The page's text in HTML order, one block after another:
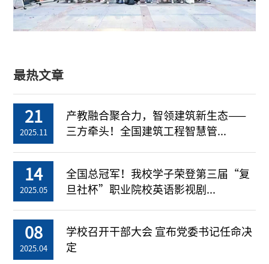
最热文章
21
2025.11
产教融合聚合力，智领建筑新生态——
三方牵头！全国建筑工程智慧管...
14
2025.05
全国总冠军！我校学子荣登第三届“复
旦社杯”职业院校英语影视剧...
08
2025.04
学校召开干部大会 宣布党委书记任命决
定